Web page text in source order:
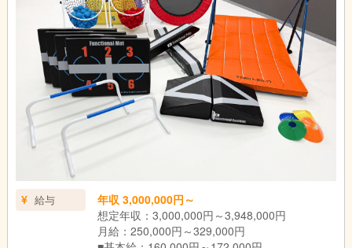
給与
年収 3,000,000円～
想定年収：3,000,000円～3,948,000円
月給：250,000円～329,000円